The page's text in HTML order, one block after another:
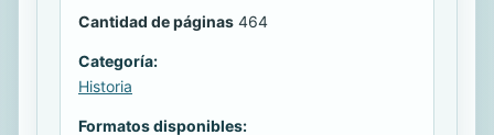
Cantidad de páginas 464
Categoría:
Historia
Formatos disponibles: